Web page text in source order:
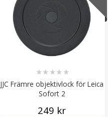
JJC Främre objektivlock för Leica
Sofort 2
★★ ★★ ★
249 kr